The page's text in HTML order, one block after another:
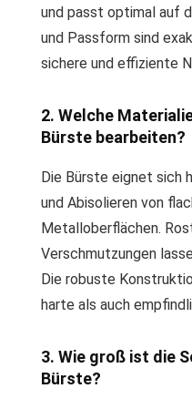
und passt optimal auf
und Passform sind
sichere und effiziente
2. Welche
Bürste bearbeiten?
Die Bürste eignet sich
und Abisolieren von
Metalloberflächen.
Verschmutzungen
Die robuste
harte als auch
3. Wie groß ist die
Bürste?